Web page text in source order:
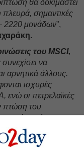
θα δοκιμαστεί
σημαντικές
– 2220 μονάδων”,
του MSCI,
να
αρνητικά άλλους.
ισχυρές
οι πετρελαϊκές
πτώση του
ανάσα τόσο στον